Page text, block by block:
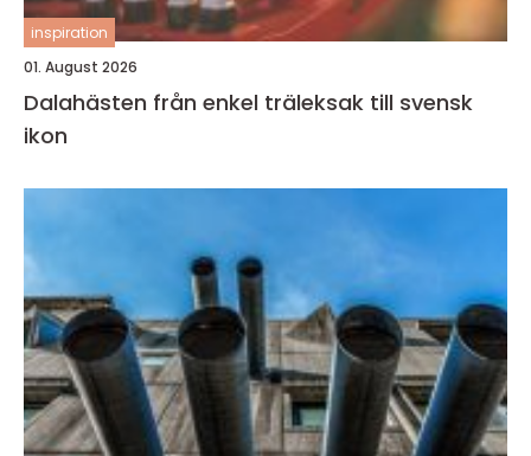
inspiration
01. August 2026
Dalahästen från enkel träleksak till svensk
ikon